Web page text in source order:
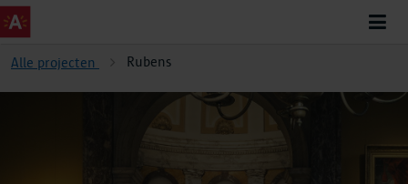
Alle projecten Rubens